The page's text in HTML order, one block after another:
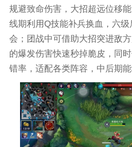
规避致命伤害，大招超远位移
线期利用Q技能补兵换血，六
会；团战中可借助大招突进敌
的爆发伤害快速秒掉脆皮，同
错率，适配各类阵容，中后期能